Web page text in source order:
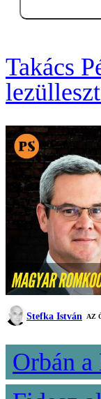
Takács
Stefka István AZ
Orbán